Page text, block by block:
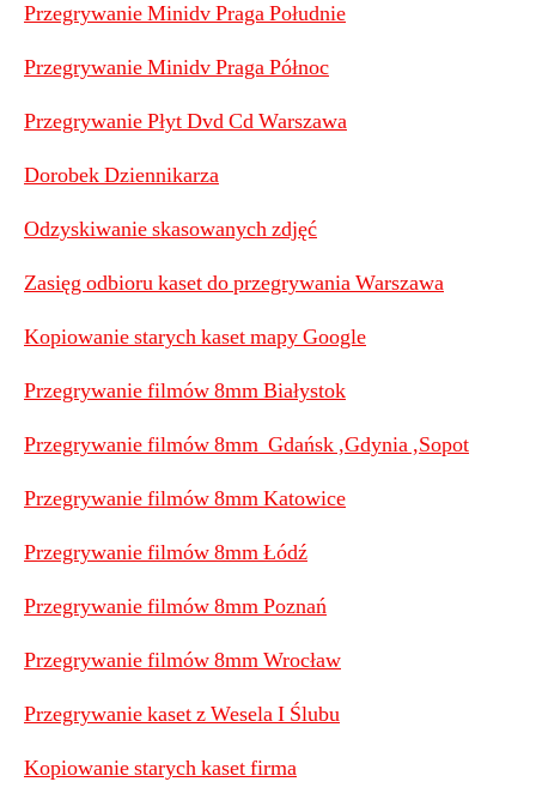
Przegrywanie Minidv Praga Południe
Przegrywanie Minidv Praga Północ
Przegrywanie Płyt Dvd Cd Warszawa
Dorobek Dziennikarza
Odzyskiwanie skasowanych zdjęć
Zasięg odbioru kaset do przegrywania Warszawa
Kopiowanie starych kaset mapy Google
Przegrywanie filmów 8mm Białystok
Przegrywanie filmów 8mm Gdańsk ,Gdynia ,Sopot
Przegrywanie filmów 8mm Katowice
Przegrywanie filmów 8mm Łódź
Przegrywanie filmów 8mm Poznań
Przegrywanie filmów 8mm Wrocław
Przegrywanie kaset z Wesela I Ślubu
Kopiowanie starych kaset firma